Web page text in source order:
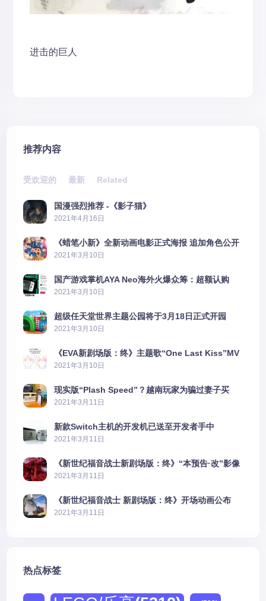
进击的巨人
推荐内容
受欢迎的 最新 Related
国漫强烈推荐 -《影子猫》
2021年4月16日
《蜡笔小新》全新动画电影正式海报 追加角色公开
2021年3月10日
国产游戏掌机AYA Neo海外火爆众筹：超额认购
2606%
2021年3月10日
超级任天堂世界主题公园将于3月18日正式开园
2021年3月10日
《EVA新剧场版：终》主题歌“One Last Kiss”MV
公布
2021年3月10日
现实版“Plash Speed”？越南玩家为骗过妻子买
PS5上演好戏
2021年3月11日
新款Switch主机的开发机已送至开发者手中
2021年3月11日
《新世纪福音战士新剧场版：终》“本预告·改”影像
公开
2021年3月11日
《新世纪福音战士 新剧场版：终》开场动画公布
2021年3月11日
热点标签